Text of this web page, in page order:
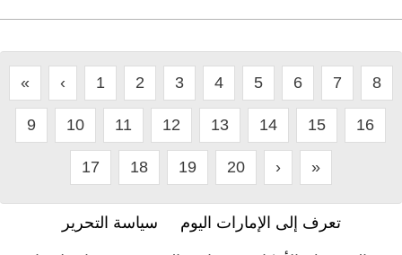
« ‹ 1 2 3 4 5 6 7 8
9 10 11 12 13 14 15 16
17 18 19 20 › »
تعرف إلى الإمارات اليوم سياسة التحرير